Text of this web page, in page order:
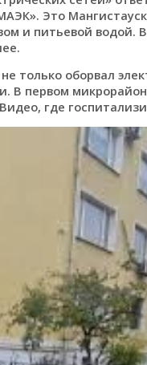
Это
и питьевой водой.
только оборвал
В первом
где